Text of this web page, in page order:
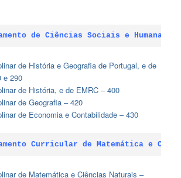
de Ciências Sociais e Humanas
de História e Geografia de Portugal, e de
e 290
de História, e de EMRC – 400
de Geografia – 420
de Economia e Contabilidade – 430
Curricular de Matemática e
de Matemática e Ciências Naturais –